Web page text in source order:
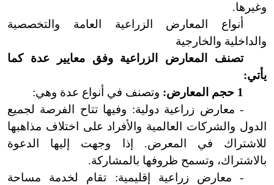
وغيرها.
أنواع المعارض الزراعية العامة والتخصصية
والداخلية والخارجية
تصنف المعارض الزراعية وفق معايير عدة كما
يأتي:
1 حجم المعارض:
وتصنف في أنواع عدة وهي:
- معارض زراعية دولية: وفيها تتاح الفرصة لجميع
الدول والشركات العالمية والأفراد على اختلاف مذاهبها
للاشتراك في المعرض. إذا وجهت إليها الدعوة
بالاشتراك، وتسمح ظروفها بالمشاركة.
- معارض زراعية إقليمية: تقام لخدمة مساحة